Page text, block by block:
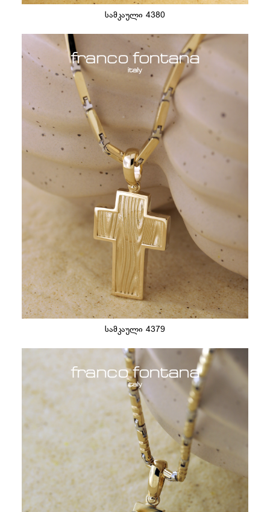
სამკაული 4380
სამკაული 4379